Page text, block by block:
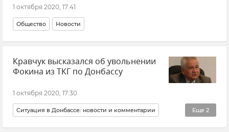
1 октября 2020, 17:41
Общество Новости
Кравчук высказался об увольнении
Фокина из ТКГ по Донбассу
1 октября 2020, 17:30
Еще 2
Ситуация в Донбассе: новости и комментарии
Политика Новости